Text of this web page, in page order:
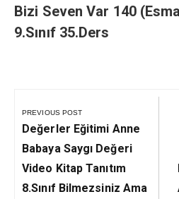
Bizi Seven Var 140
9.Sınıf 35.Ders
gezinmesi
PREVIOUS POST
Previous
Post:
Değerler Eğitimi Anne
Babaya Saygı Değeri
Video Kitap Tanıtım
8.Sınıf Bilmezsiniz Ama